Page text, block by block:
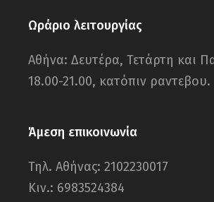
Ωράριο λειτουργίας
Αθήνα: Δευτέρα, Τετάρτη και
18.00-21.00, κατόπιν ραντεβου.
Άμεση επικοινωνία
Τηλ. Αθήνας: 2102230017
Κιν.: 6983524384